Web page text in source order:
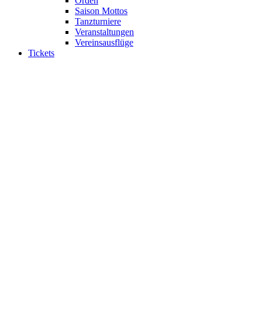
Saison Mottos
Tanzturniere
Veranstaltungen
Vereinsausflüge
Tickets